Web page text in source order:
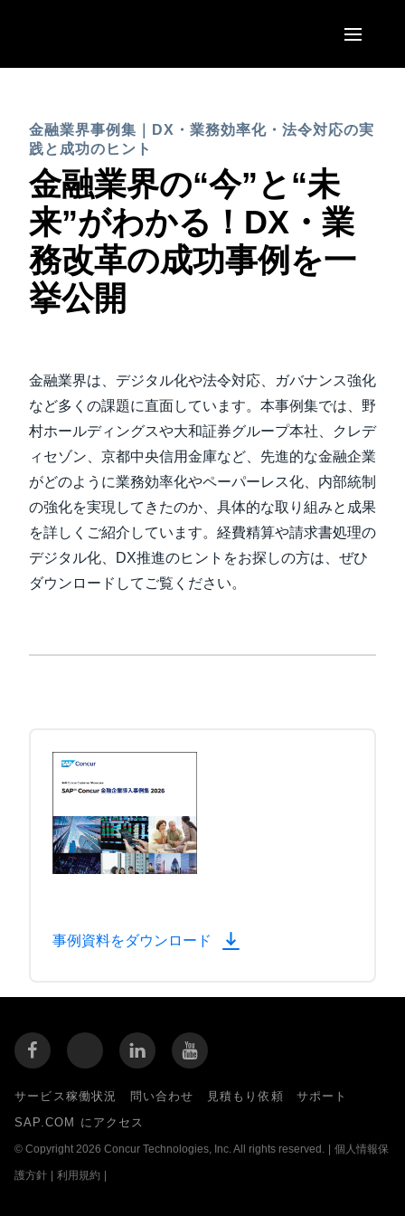
United States (English)
Canada (English)
Canada (Français)
México (Español)
Brasil (Português)
EUROPE
United Kingdom (English)
France (Français)
Deutschland (Deutsch)
Denmark (English)
Finland (English)
Belgium (English)
España (Español)
Norway (English)
ASIA PACIFIC
Australia (English)
India (English)
金融業界事例集｜DX・業務効率化・法令対応の実
践と成功のヒント
金融業界の“今”と“未
来”がわかる！DX・業
務改革の成功事例を一
挙公開
金融業界は、デジタル化や法令対応、ガバナンス強化
など多くの課題に直面しています。本事例集では、野
村ホールディングスや大和証券グループ本社、クレデ
ィセゾン、京都中央信用金庫など、先進的な金融企業
がどのように業務効率化やペーパーレス化、内部統制
の強化を実現してきたのか、具体的な取り組みと成果
を詳しくご紹介しています。経費精算や請求書処理の
デジタル化、DX推進のヒントをお探しの方は、ぜひ
ダウンロードしてご覧ください。
事例資料をダウンロード
サービス稼働状況 問い合わせ 見積もり依頼
サポート
SAP.COM にアクセス
© Copyright 2026 Concur Technologies, Inc. All rights reserved. 個人情報保
護方針 利用規約